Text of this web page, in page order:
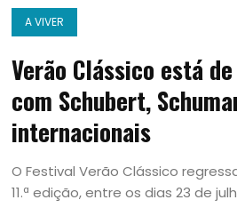
A VIVER
Verão Clássico está
com Schubert,
internacionais
O Festival Verão Clássico
11.ª edição, entre os dias 23 de